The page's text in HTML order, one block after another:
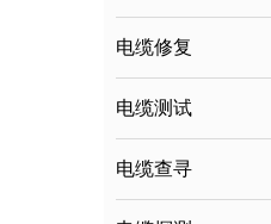
电缆修复
电缆测试
电缆查寻